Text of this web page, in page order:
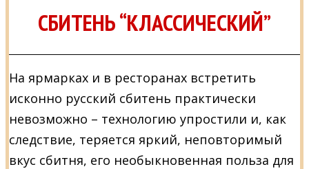
СБИТЕНЬ “КЛАССИЧЕСКИЙ”
На ярмарках и в ресторанах встретить
исконно русский сбитень практически
невозможно – технологию упростили и, как
следствие, теряется яркий, неповторимый
вкус сбитня, его необыкновенная польза для